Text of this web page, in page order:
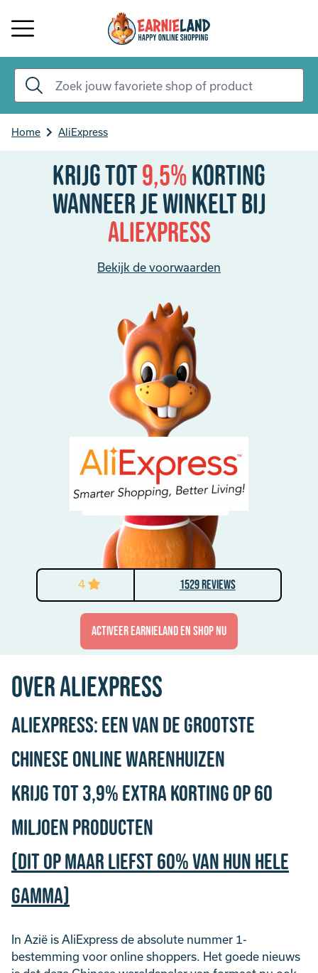
Home AliExpress
Krijg tot9,5%korting
Wanneer je winkelt bij
AliExpress
Bekijk de voorwaarden
4 1529 Reviews
activeer Earnieland en shop nu
Over AliExpress
AliExpress: een van de grootste
Chinese online warenhuizen
Krijg tot 3,9% Extra Korting op 60
miljoen producten
(dit op maar liefst 60% van hun hele
gamma)
In Azië is AliExpress de absolute nummer 1-
bestemming voor online shoppers. Het goede nieuws